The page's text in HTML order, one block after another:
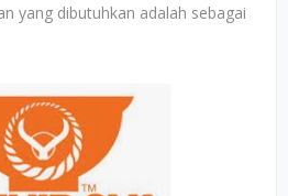
yang dibutuhkan adalah sebagai